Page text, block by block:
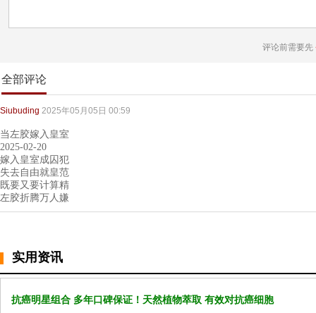
评论前需要先
全部评论
Siubuding 2025年05月05日 00:59
当左胶嫁入皇室
2025-02-20
嫁入皇室成囚犯
失去自由就皇范
既要又要计算精
左胶折腾万人嫌
实用资讯
抗癌明星组合 多年口碑保证！天然植物萃取 有效对抗癌细胞